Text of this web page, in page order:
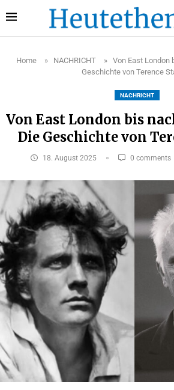
Home » NACHRICHT » Von East London
Geschichte von Terence
NACHRICHT
Von East London bis
Die Geschichte von
18. August 2025 0 comments